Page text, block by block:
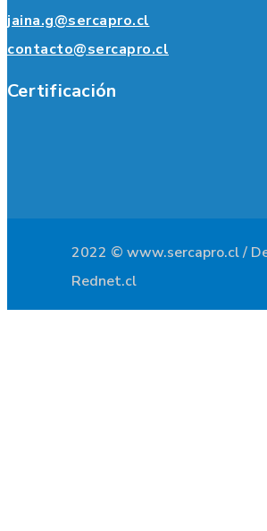
jaina.g@sercapro.cl
contacto@sercapro.cl
Certificación
2022 © www.sercapro.cl /
Rednet.cl